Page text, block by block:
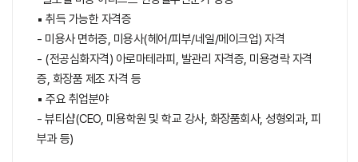
▪ 취득 가능한 자격증
- 미용사 면허증, 미용사(헤어/피부/네일/메이크업) 자격
- (전공심화자격) 아로마테라피, 발관리 자격증, 미용경락 자격
증, 화장품 제조 자격 등
▪ 주요 취업분야
- 뷰티샵(CEO, 미용학원 및 학교 강사, 화장품회사, 성형외과, 피
부과 등)